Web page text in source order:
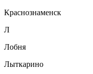
Краснознаменск
Л
Лобня
Лыткарино